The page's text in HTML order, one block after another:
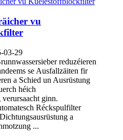
vu
03-29
reduzéieren
se Ausfallzäiten fir
a Schied un Ausrüstung
héich
ginn.
Réckspulfilter
a
...